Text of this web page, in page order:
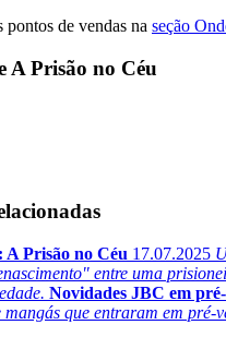
pontos de vendas na seção
A Prisão no Céu
A Prisão no Céu 17.07.2025
entre uma
Novidades JBC em
mangás que entraram em pré-